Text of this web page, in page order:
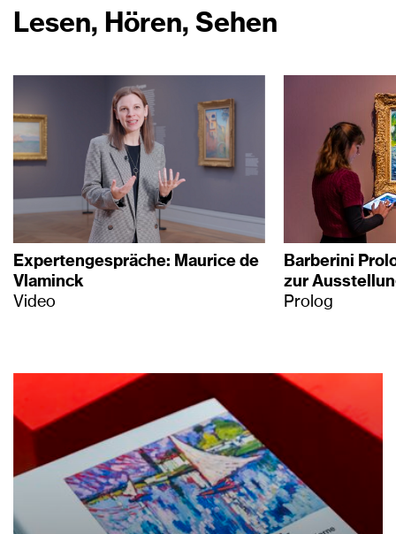
Lesen, Hören, Sehen
Expertengespräche: Maurice de
Vlaminck
Video
Barberini
zur
Prolog